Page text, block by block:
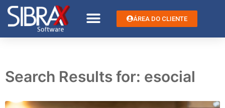
ÁREA DO CLIENTE
Search Results for: esocial